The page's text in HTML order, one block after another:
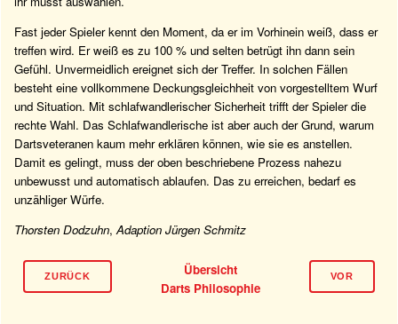
Fast jeder Spieler kennt den Moment, da er im Vorhinein weiß, dass er
treffen wird. Er weiß es zu 100 % und selten betrügt ihn dann sein
Gefühl. Unvermeidlich ereignet sich der Treffer. In solchen Fällen
besteht eine vollkommene Deckungsgleichheit von vorgestelltem Wurf
und Situation. Mit schlafwandlerischer Sicherheit trifft der Spieler die
rechte Wahl. Das Schlafwandlerische ist aber auch der Grund, warum
Dartsveteranen kaum mehr erklären können, wie sie es anstellen.
Damit es gelingt, muss der oben beschriebene Prozess nahezu
unbewusst und automatisch ablaufen. Das zu erreichen, bedarf es
unzähliger Würfe.
Thorsten Dodzuhn,Adaption Jürgen Schmitz
ZURÜCK
Übersicht
Darts Philosophie
VOR